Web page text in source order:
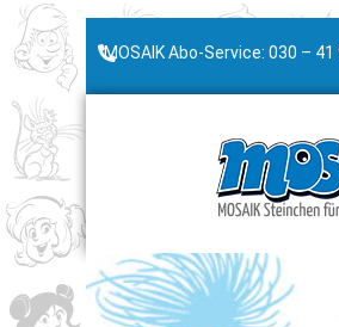
MOSAIK Abo-Service: 030 – 41